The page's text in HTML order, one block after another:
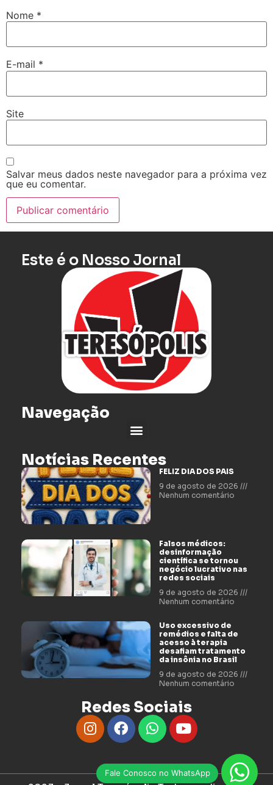
Nome *
E-mail *
Site
Salvar meus dados neste navegador para a próxima vez
que eu comentar.
Fale Conosco no WhatsApp
Este é o Nosso Jornal
Navegação
Notícias Recentes
FELIZ DIA DOS PAIS
9 de agosto de 2026
Nenhum comentário
Falsos médicos:
desinformação
científica se tornou
negócio lucrativo nas
redes sociais
9 de agosto de 2026
Nenhum comentário
Uso excessivo de
remédios e falta de
acesso à terapia
desafiam tratamento
da insônia no Brasil
9 de agosto de 2026
Nenhum comentário
Redes Sociais